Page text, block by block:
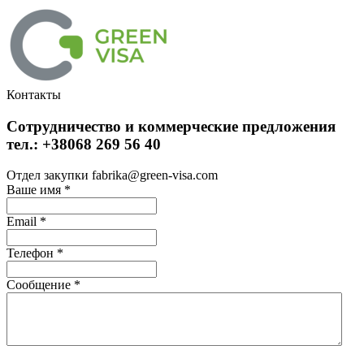
Контакты
Сотрудничество и коммерческие предложения
тел.: +38068 269 56 40
Отдел закупки fabrika@green-visa.com
Ваше имя *
Email *
Телефон *
Сообщение *